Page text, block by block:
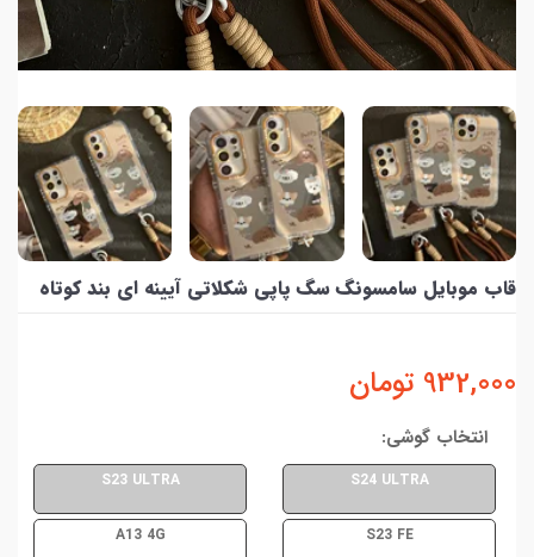
قاب موبایل سامسونگ سگ پاپی شکلاتی آیینه ای بند کوتاه
932,000 تومان
انتخاب گوشی:
S24 ULTRA
S23 ULTRA
S23 FE
A13 4G